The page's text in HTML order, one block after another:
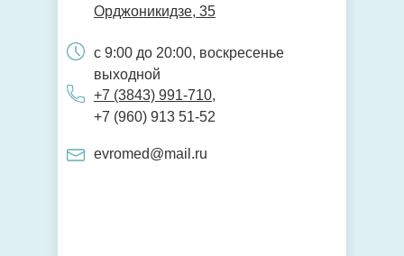
Орджоникидзе, 35
с 9:00 до 20:00, воскресенье
выходной
+7 (3843) 991-710,
+7 (960) 913 51-52
evromed@mail.ru